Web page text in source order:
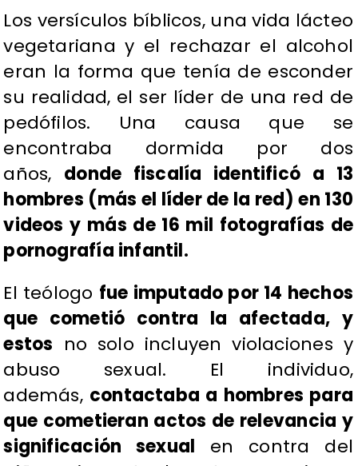
Los versículos bíblicos, una vida lácteo
vegetariana y el rechazar el alcohol
eran la forma que tenía de esconder
su realidad, el ser líder de una red de
pedófilos. Una causa que se
encontraba dormida por dos
años, donde fiscalía identificó a 13
hombres (más el líder de la red) en 130
videos y más de 16 mil fotografías de
pornografía infantil.
El teólogo fue imputado por 14 hechos
que cometió contra la afectada, y
estos no solo incluyen violaciones y
abuso sexual. El individuo,
además, contactaba a hombres para
que cometieran actos de relevancia y
significación sexual en contra del